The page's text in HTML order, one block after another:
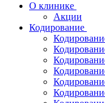
О клинике
Акции
Кодирование